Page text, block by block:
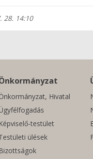
28. 14:10
Hivatal
testület
ülések